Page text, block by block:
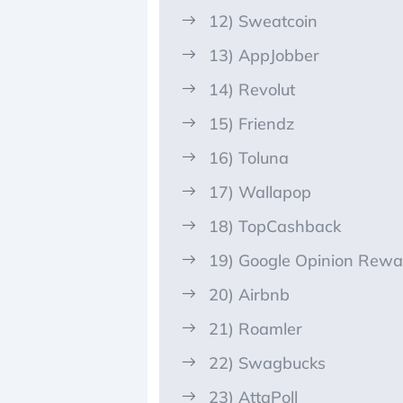
12) Sweatcoin
13) AppJobber
14) Revolut
15) Friendz
16) Toluna
17) Wallapop
18) TopCashback
19) Google Opinion
20) Airbnb
21) Roamler
22) Swagbucks
23) AttaPoll